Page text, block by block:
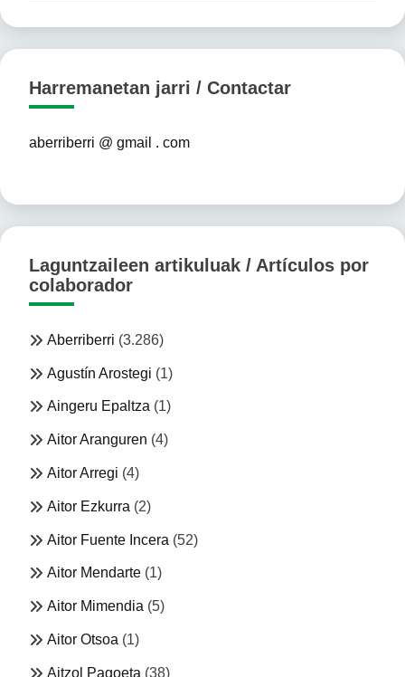
Harremanetan jarri / Contactar
aberriberri @ gmail . com
Laguntzaileen artikuluak / Artículos por
colaborador
Aberriberri (3.286)
Agustín Arostegi (1)
Aingeru Epaltza (1)
Aitor Aranguren (4)
Aitor Arregi (4)
Aitor Ezkurra (2)
Aitor Fuente Incera (52)
Aitor Mendarte (1)
Aitor Mimendia (5)
Aitor Otsoa (1)
Aitzol Pagoeta (38)